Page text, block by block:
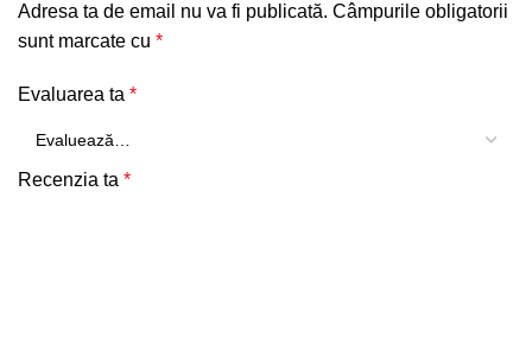
Adresa ta de email nu va fi publicată. Câmpurile obligatorii
sunt marcate cu *
Evaluarea ta *
Recenzia ta *